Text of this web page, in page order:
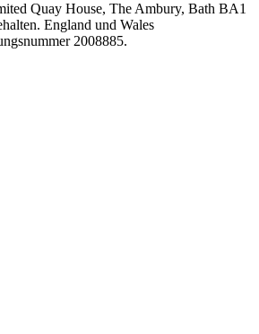
Quay House, The Ambury, Bath BA1
England und Wales
2008885.